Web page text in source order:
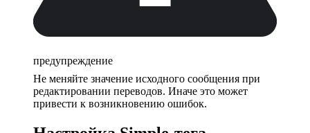
предупреждение
Не меняйте значение исходного сообщения при
редактировании переводов. Иначе это может
привести к возникновению ошибок.